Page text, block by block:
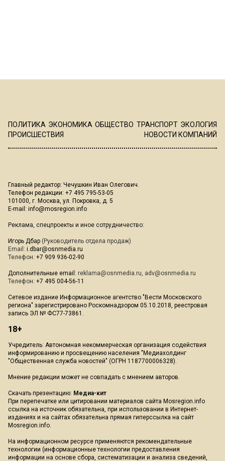
ПОЛИТИКА ЭКОНОМИКА ОБЩЕСТВО ТРАНСПОРТ ЭКОЛОГИЯ
ПРОИСШЕСТВИЯ
НОВОСТИ КОМПАНИЙ
Главный редактор: Чечушкин Иван Олегович.
Телефон редакции: +7 495 795-53-05
101000, г. Москва, ул. Покровка, д. 5
E-mail: info@mosregion.info
Реклама, спецпроекты и иное сотрудничество:
Игорь Дбар (Руководитель отдела продаж)
Email: i.dbar@osnmedia.ru
Телефон: +7 909 936-02-90
Дополнительные email: reklama@osnmedia.ru, adv@osnmedia.ru
Телефон: +7 495 004-56-11
Сетевое издание Информационное агентство "Вести Московского
региона" зарегистрировано Роскомнадзором 05.10.2018, реестровая
запись ЭЛ № ФС77-73861.
18+
Учредитель: Автономная некоммерческая организация содействия
информированию и просвещению населения "Медиахолдинг
"Общественная служба новостей" (ОГРН 1187700006328).
Мнение редакции может не совпадать с мнением авторов.
Скачать презентацию: Медиа-кит
При перепечатке или цитировании материалов сайта Mosregion.info
ссылка на источник обязательна, при использовании в Интернет-
изданиях и на сайтах обязательна прямая гиперссылка на сайт
Mosregion.info.
На информационном ресурсе применяются рекомендательные
технологии (информационные технологии предоставления
информации на основе сбора, систематизации и анализа сведений,